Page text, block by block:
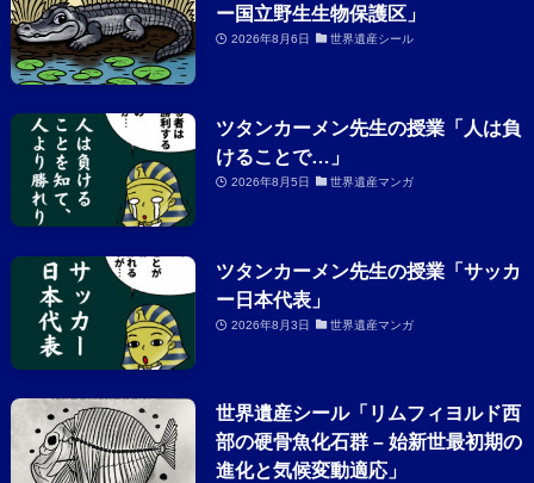
ー国立野生生物保護区」
2026年8月6日 世界遺産シール
ツタンカーメン先生の授業「人は負
けることで…」
2026年8月5日 世界遺産マンガ
ツタンカーメン先生の授業「サッカ
ー日本代表」
2026年8月3日 世界遺産マンガ
世界遺産シール「リムフィヨルド西
部の硬骨魚化石群 – 始新世最初期の
進化と気候変動適応」